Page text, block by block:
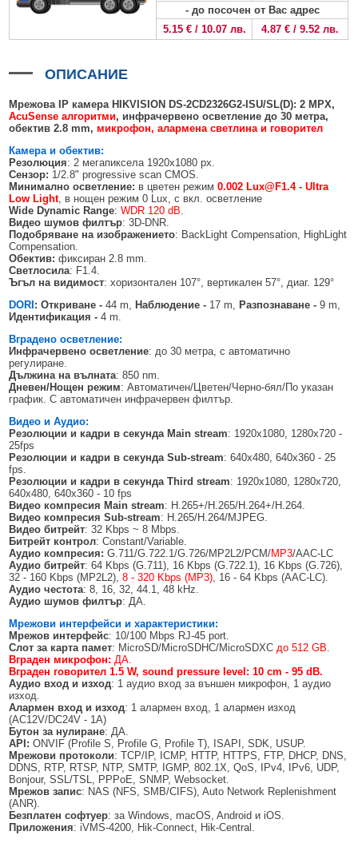
БЕЗЖИЧНИ ДЕТЕКТОРИ AJAX
БЕЗЖИЧНИ ДЕТЕКТОРИ ЗА ПОЖАР, ДИМ, ТОПЛИНА И ВЪГЛЕРОДЕН
БЕЗЖИЧНИ КЛАВИАТУРИ AJAX
БЕЗКОНТАКТНИ RFID КАРТИ И ЧИПОВЕ ЗА КЛАВИАТУРИ
БЕЗЖИЧНИ ДИСТАНЦИОННИ УПРАВЛЕНИЯ И БУТОНИ
БЕЗЖИЧНИ СИРЕНИ AJAX
МОДУЛИ ЗА СГРАДНА АВТОМАТИЗАЦИЯ AJAX
БЕЗЖИЧНИ ДЕТЕКТОРИ ЗА HIKVISION AX PRO
БЕЗЖИЧНИ МОДУЛИ И АКСЕСОАРИ ЗА HIKVISION AX PRO
ALFALINE, СТЕННИ/СТОЯЩИ, С ОТВАРЯЕМИ И ЗАКЛЮЧВАЩИ СЕ
BETALINE, СТОЯЩИ С ОТВАРЯЕМИ И ЗАКЛЮЧВАЩИ СЕ СТРАНИЦИ
АКСЕСОАРИ ЗА КОМУНИКАЦИОННИ ШКАФОВЕ- до посочен от Вас адрес
5.15 € / 10.07 лв.
4.87 € / 9.52 лв.
ОПИСАНИЕ
Мрежова IP камера HIKVISION DS-2CD2326G2-ISU/SL(D): 2 MPX,
AcuSense алгоритми, инфрачервено осветление до 30 метра,
обектив 2.8 mm,микрофон,алармена светлина и говорител
Камера и обектив:
Резолюция: 2 мегапиксела 1920x1080 px.
Сензор: 1/2.8" progressive scan CMOS.
Минимално осветление: в цветен режим0.002 Lux@F1.4 -Ultra
Low Light, в нощен режим 0 Lux, с вкл. осветление
Wide Dynamic Range:WDR 120 dB.
Видео шумов филтър: 3D-DNR.
Подобряване на изображението: BackLight Compensation, HighLight
Compensation.
Обектив: фиксиран 2.8 mm.
Светлосила: F1.4.
Ъгъл на видимост: хоризонтален 107°, вертикален 57°, диаг. 129°
DORI : Откриване - 44 m, Наблюдение - 17 m, Разпознаване - 9 m,
Идентификация - 4 m.
Вградено осветление:
Инфрачервено осветление: до 30 метра, с автоматично
регулиране.
Дължина на вълната: 850 nm.
Дневен/Нощен режим: Автоматичен/Цветен/Черно-бял/По указан
график. С автоматичен инфрачервен филтър.
Видео и Аудио:
Резолюции и кадри в секунда Main stream: 1920x1080, 1280х720 -
25fps
Резолюции и кадри в секундаSub-stream: 640x480, 640x360 - 25
fps.
Резолюции и кадри в секундаThird stream: 1920x1080, 1280x720,
640x480, 640x360 - 10 fps
Видео компресия Main stream: H.265+/H.265/H.264+/H.264.
Видео компресияSub-stream: H.265/H.264/MJPEG.
Видео битрейт: 32 Kbps ~ 8 Mbps.
Битрейт контрол: Constant/Variable.
Аудио компресия: G.711/G.722.1/G.726/MP2L2/PCM/MP3/AAC-LC
Аудио битрейт: 64 Kbps (G.711), 16 Kbps (G.722.1), 16 Kbps (G.726),
32 - 160 Kbps (MP2L2),8 - 320 Kbps (MP3), 16 - 64 Kbps (AAC-LC).
Аудио честота: 8, 16, 32, 44.1, 48 kHz.
Аудио шумов филтър: ДА.
Мрежови интерфейси и характеристики:
Мрежов интерфейс: 10/100 Mbps RJ-45 port.
Слот за карта памет: MicroSD/MicroSDHC/MicroSDXCдо 512 GB.
Вграден микрофон: ДА.
Вграден говорител 1.5 W, sound pressure level: 10 cm - 95 dB.
Аудио вход и изход: 1 аудио вход за външен микрофон, 1 аудио
изход.
Алармен вход и изход: 1 алармен вход, 1 алармен изход
(AC12V/DC24V - 1A)
Бутон за нулиране: ДА.
API: ONVIF (Profile S, Profile G, Profile T), ISAPI, SDK, USUP.
Мрежови протоколи: TCP/IP, ICMP, HTTP, HTTPS, FTP, DHCP, DNS,
DDNS, RTP, RTSP, NTP, SMTP, IGMP, 802.1X, QoS, IPv4, IPv6, UDP,
Bonjour, SSL/TSL, PPPoE, SNMP, Websocket.
Мрежов запис: NAS (NFS, SMB/CIFS), Auto Network Replenishment
(ANR).
Безплатен софтуер: за Windows, macOS, Android и iOS.
Приложения: iVMS-4200, Hik-Connect, Hik-Central.